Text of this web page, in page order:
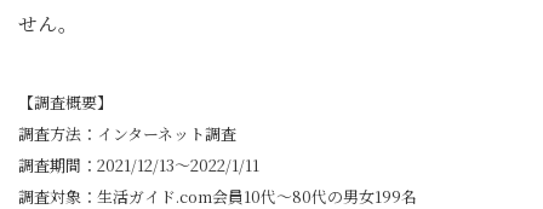
せん。
【調査概要】
調査方法：インターネット調査
調査期間：2021/12/13〜2022/1/11
調査対象：生活ガイド.com会員10代～80代の男女199名